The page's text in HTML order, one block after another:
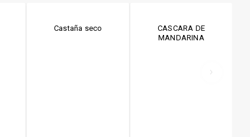
Castaña seco
CASCARA DE
MANDARINA